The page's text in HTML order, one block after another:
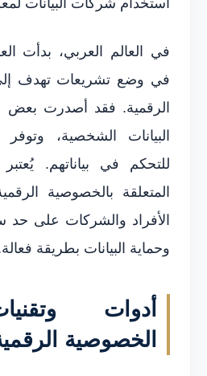
في العالم العربي، بدأت
في وضع تشريعات تهدف
الرقمية. فقد أصدرت بعض
البيانات الشخصية،
للتحكم في بياناتهم.
المتعلقة بالخصوصية
الأفراد والشركات على حد
وحماية البيانات بطريقة
أدوات
الخصوصية